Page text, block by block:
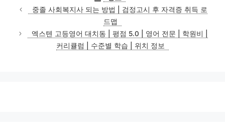
테
고
리
중졸 사회복지사 되는 방법 | 검정고시 후 자격증 취득 로
드맵
엑스텐 고등영어 대치동 | 평점 5.0 | 영어 전문 | 학원비 |
커리큘럼 | 수준별 학습 | 위치 정보